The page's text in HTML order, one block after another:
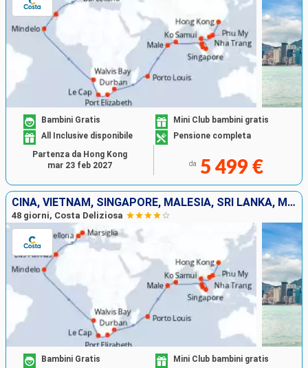
Bambini Gratis
Mini Club bambini gratis
All Inclusive disponibile
Pensione completa
da 5 499 €
Partenza da Hong Kong
mar 23 feb 2027
CINA, VIETNAM, SINGAPORE, MALESIA, SRI LANKA, MALDIVE, MAURITIUS, SUD AFRICA, NAMIBIA, CAPO VERDE, ISOLE CANARIE, SPAGNA, FRANCIA
48 giorni, Costa Deliziosa
Bambini Gratis
Mini Club bambini gratis